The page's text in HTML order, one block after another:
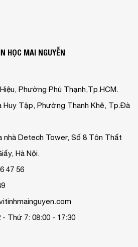
HỌC MAI NGUYỄN
Phường Phú Thạnh,Tp.HCM.
Huy Tập, Phường Thanh Khê, Tp.Đà
nhà Detech Tower, Số 8 Tôn Thất
Hà Nội.
47 56
Thứ 7: 08:00 - 17:30